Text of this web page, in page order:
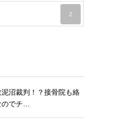
2
沼裁判！？接骨院も絡
でチ…